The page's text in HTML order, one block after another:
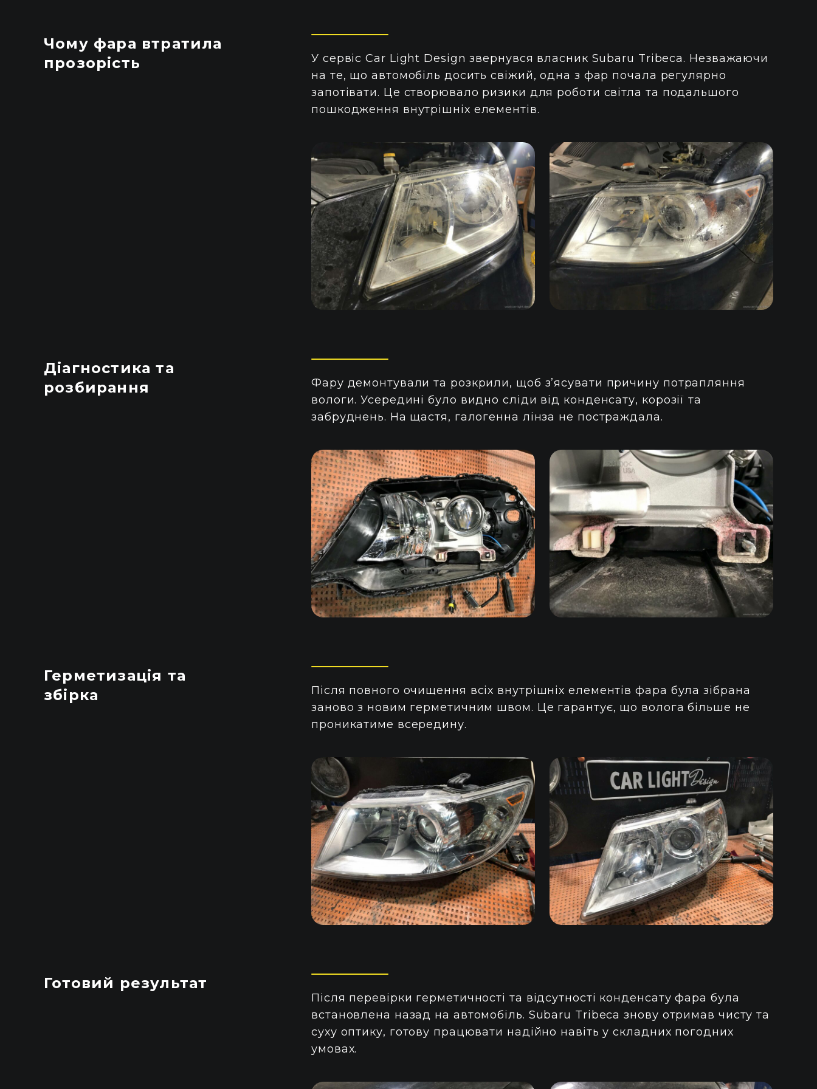
Чому фара втратила
прозорість
У сервіс Car Light Design звернувся власник Subaru Tribeca. Незважаючи
на те, що автомобіль досить свіжий, одна з фар почала регулярно
запотівати. Це створювало ризики для роботи світла та подальшого
пошкодження внутрішніх елементів.
Діагностика та
розбирання
Фару демонтували та розкрили, щоб з’ясувати причину потрапляння
вологи. Усередині було видно сліди від конденсату, корозії та
забруднень. На щастя, галогенна лінза не постраждала.
Герметизація та
збірка
Після повного очищення всіх внутрішніх елементів фара була зібрана
заново з новим герметичним швом. Це гарантує, що волога більше не
проникатиме всередину.
Готовий результат
Після перевірки герметичності та відсутності конденсату фара була
встановлена назад на автомобіль. Subaru Tribeca знову отримав чисту та
суху оптику, готову працювати надійно навіть у складних погодних
умовах.